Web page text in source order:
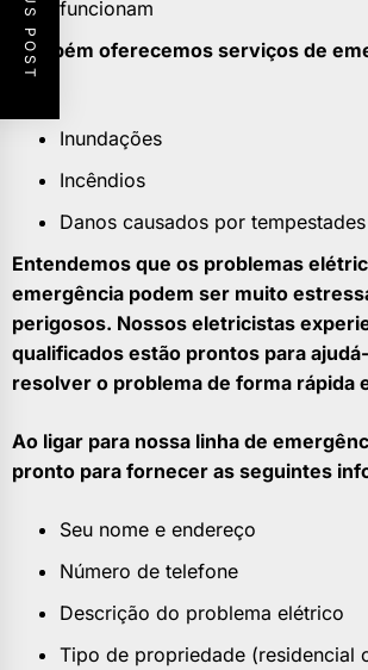
funcionam
Também oferecemos serviços de
para:
Inundações
Incêndios
Danos causados por tempestades
Entendemos que os problemas
emergência podem ser muito
perigosos. Nossos eletricistas
qualificados estão prontos para
resolver o problema de forma rápida
Ao ligar para nossa linha de
pronto para fornecer as seguintes
Seu nome e endereço
Número de telefone
Descrição do problema elétrico
Tipo de propriedade (residencial